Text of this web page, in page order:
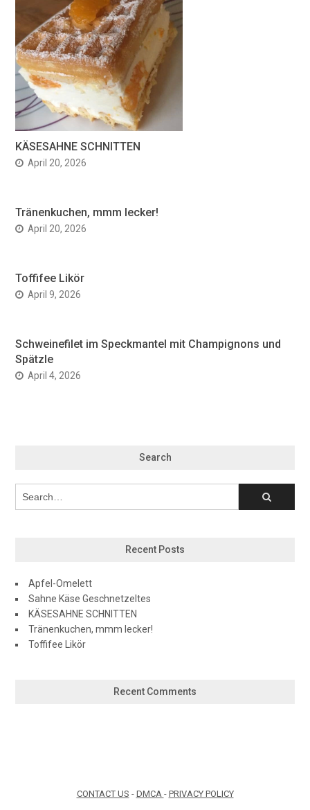
KÄSESAHNE SCHNITTEN
April 20, 2026
Tränenkuchen, mmm lecker!
April 20, 2026
Toffifee Likör
April 9, 2026
Schweinefilet im Speckmantel mit Champignons und
Spätzle
April 4, 2026
Search
Recent Posts
Apfel-Omelett
Sahne Käse Geschnetzeltes
KÄSESAHNE SCHNITTEN
Tränenkuchen, mmm lecker!
Toffifee Likör
Recent Comments
CONTACT US - DMCA - PRIVACY POLICY